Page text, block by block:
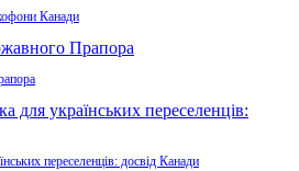
Канади
переселенців: досвід Канади